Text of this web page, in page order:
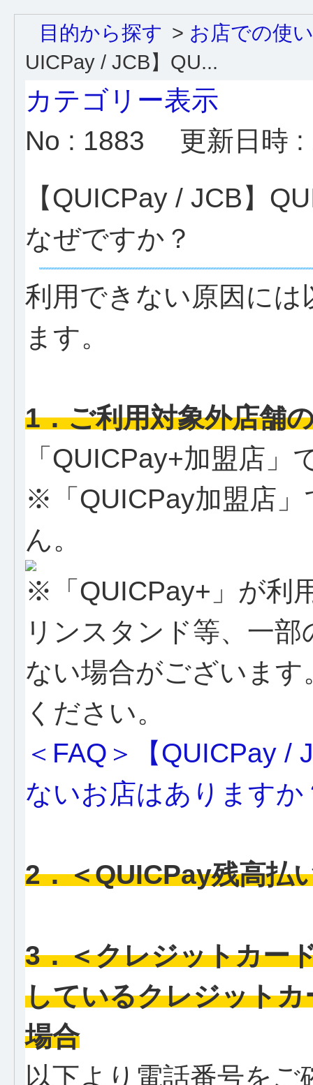
目的から探す > お店での使
UICPay / JCB】QU...
カテゴリー表示
No : 1883
更新日時
【QUICPay / JCB】
なぜですか？
利用できない原因に
ます。
1．ご利用対象外店舗
「QUICPay+加盟店
※「QUICPay加盟店
ん。
※「QUICPay+」が利
リンスタンド等、一
ない場合がございま
ください。
＜FAQ＞【QUICPay /
ないお店はありますか
2．＜QUICPay残高払
3．＜クレジットカー
しているクレジット
場合
以下より電話番号を